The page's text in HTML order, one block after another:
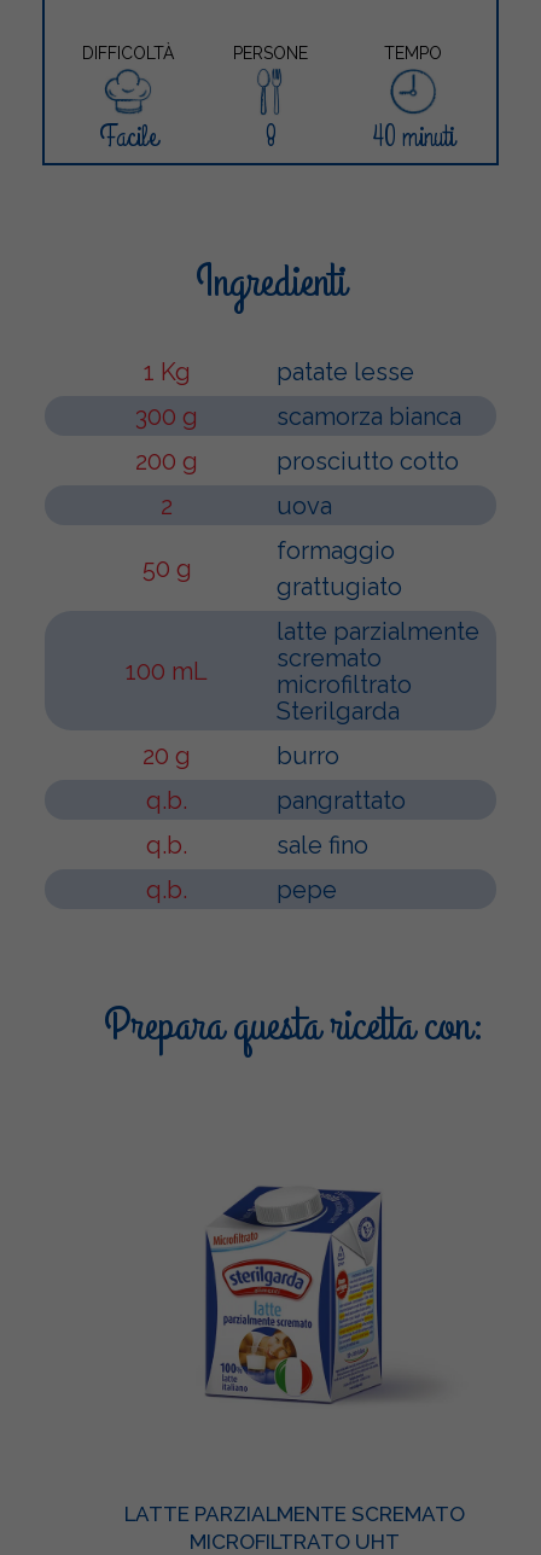
DIFFICOLTÀ PERSONE TEMPO
Facile 8 40 minuti
Ingredienti
1 Kg
patate lesse
300 g
scamorza bianca
200 g
prosciutto cotto
2
uova
50 g
formaggio
grattugiato
100 mL
latte parzialmente
scremato
microfiltrato
Sterilgarda
20 g
burro
q.b.
pangrattato
q.b.
sale fino
q.b.
pepe
Prepara questa ricetta con:
LATTE PARZIALMENTE SCREMATO
MICROFILTRATO UHT